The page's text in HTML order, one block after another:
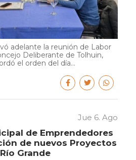
adelante la reunión de Labor
Deliberante de Tolhuin,
el orden del día...
Jue 6. Ago
de Emprendedores
de nuevos Proyectos
Grande